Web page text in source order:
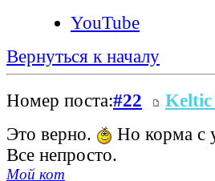
YouTube
Вернуться к началу
Номер поста:#22 Keltic
Это верно.
Но корма с
Все непросто.
Мой кот